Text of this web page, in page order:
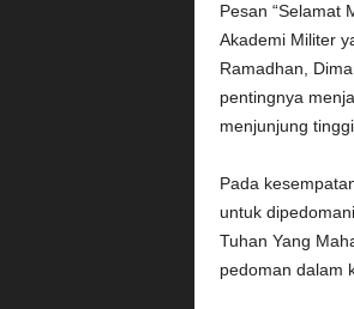
Pesan “Selamat
Akademi Militer
Ramadhan,
pentingnya
menjunjung
Pada
untuk
Tuhan Yang
pedoman dalam